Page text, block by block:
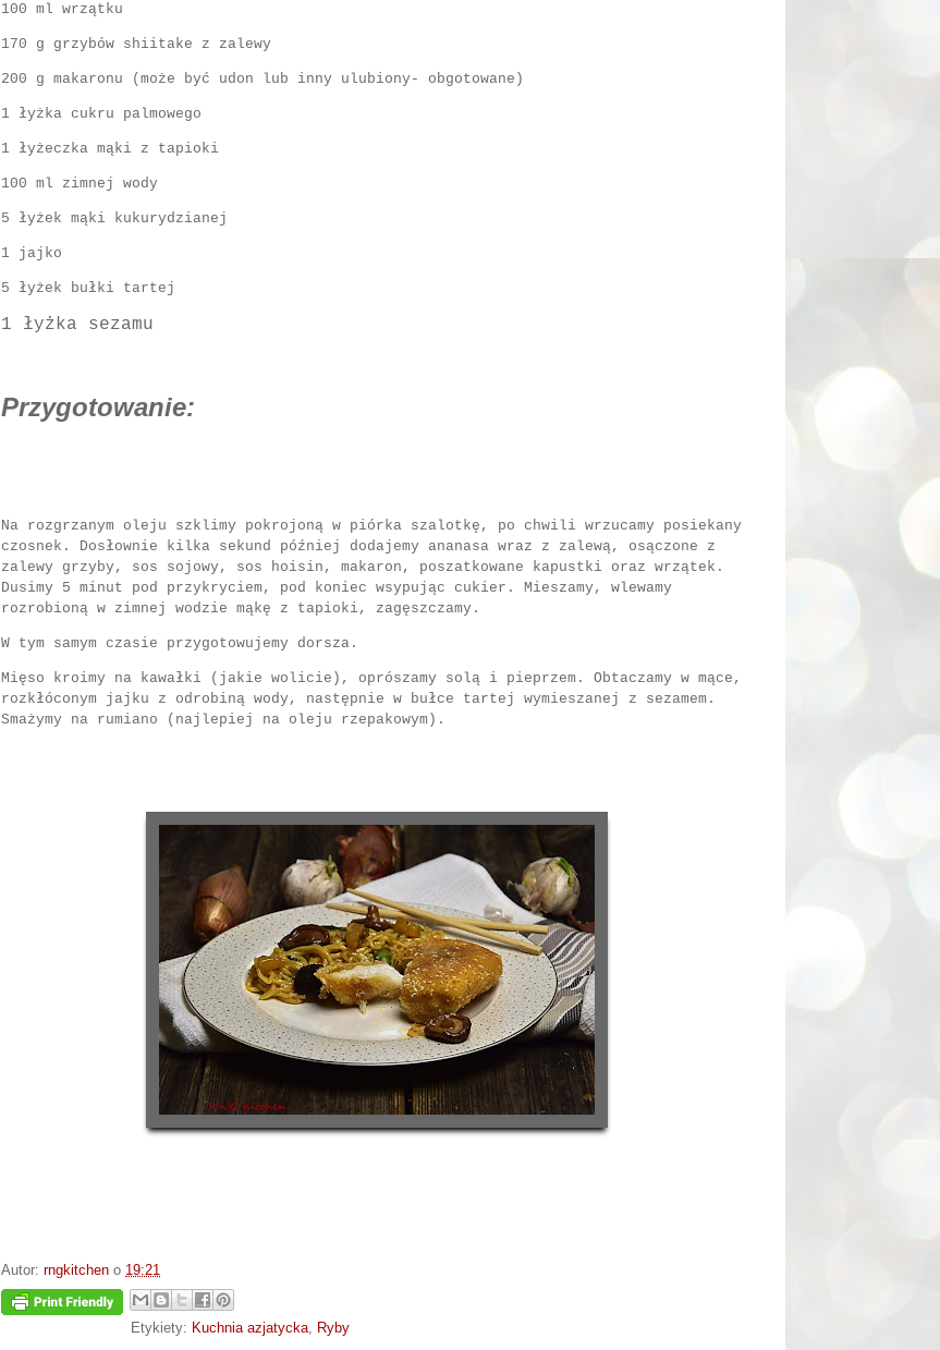
100 ml wrzątku
170 g grzybów shiitake z zalewy
200 g makaronu (może być udon lub inny ulubiony- obgotowane)
1 łyżka cukru palmowego
1 łyżeczka mąki z tapioki
100 ml zimnej wody
5 łyżek mąki kukurydzianej
1 jajko
5 łyżek bułki tartej
1 łyżka sezamu
Przygotowanie:
Na rozgrzanym oleju szklimy pokrojoną w piórka szalotkę, po chwili wrzucamy posiekany
czosnek. Dosłownie kilka sekund później dodajemy ananasa wraz z zalewą, osączone z
zalewy grzyby, sos sojowy, sos hoisin, makaron, poszatkowane kapustki oraz wrzątek.
Dusimy 5 minut pod przykryciem, pod koniec wsypując cukier. Mieszamy, wlewamy
rozrobioną w zimnej wodzie mąkę z tapioki, zagęszczamy.
W tym samym czasie przygotowujemy dorsza.
Mięso kroimy na kawałki (jakie wolicie), oprószamy solą i pieprzem. Obtaczamy w mące,
rozkłóconym jajku z odrobiną wody, następnie w bułce tartej wymieszanej z sezamem.
Smażymy na rumiano (najlepiej na oleju rzepakowym).
Autor: rngkitchen o 19:21
Etykiety: Kuchnia azjatycka, Ryby